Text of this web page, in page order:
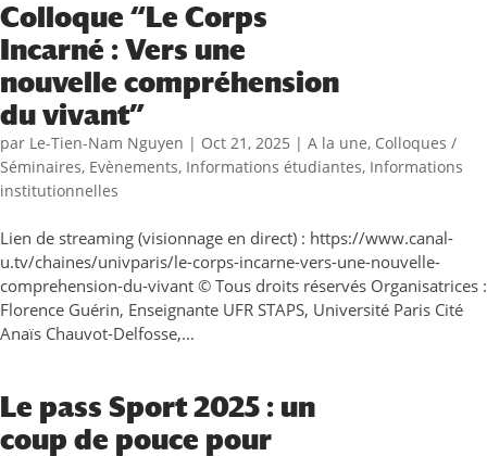
Colloque “Le Corps
Incarné : Vers une
nouvelle compréhension
du vivant”
par Le-Tien-Nam Nguyen | Oct 21, 2025 | A la une, Colloques /
Séminaires, Evènements, Informations étudiantes, Informations
institutionnelles
Lien de streaming (visionnage en direct) : https://www.canal-
u.tv/chaines/univparis/le-corps-incarne-vers-une-nouvelle-
comprehension-du-vivant © Tous droits réservés Organisatrices :
Florence Guérin, Enseignante UFR STAPS, Université Paris Cité
Anaïs Chauvot-Delfosse,...
Le pass Sport 2025 : un
coup de pouce pour